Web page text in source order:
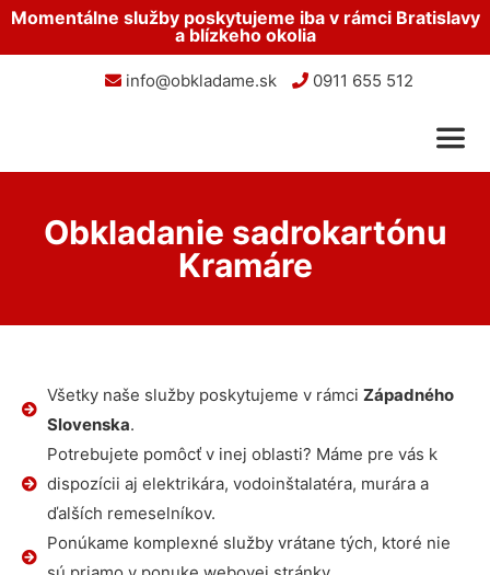
Momentálne služby poskytujeme iba v rámci Bratislavy
a blízkeho okolia
info@obkladame.sk 0911 655 512
Obkladanie sadrokartónu
Kramáre
Všetky naše služby poskytujeme v rámci Západného
Slovenska.
Potrebujete pomôcť v inej oblasti? Máme pre vás k
dispozícii aj elektrikára, vodoinštalatéra, murára a
ďalších remeselníkov.
Ponúkame komplexné služby vrátane tých, ktoré nie